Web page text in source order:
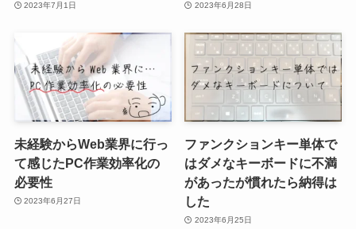
2023年7月1日 2023年6月28日
未経験からWeb業界に行っ
て感じたPC作業効率化の
必要性
2023年6月27日
ファンクションキー単体で
はダメなキーボードに不満
があったが慣れたら納得は
した
2023年6月25日